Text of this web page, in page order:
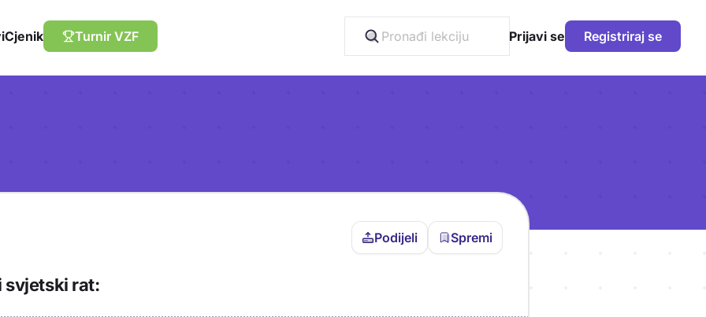
Cjenik Turnir VZF Prijavi se Registriraj se
Podijeli Spremi
svjetski rat: